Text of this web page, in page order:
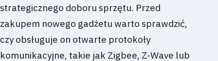
strategicznego doboru sprzętu. Przed
zakupem nowego gadżetu warto sprawdzić,
czy obsługuje on otwarte protokoły
komunikacyjne, takie jak Zigbee, Z-Wave lub